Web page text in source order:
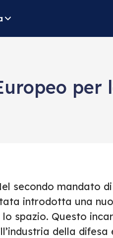
secondo mandato
introdotta una
lo spazio. Questo
della